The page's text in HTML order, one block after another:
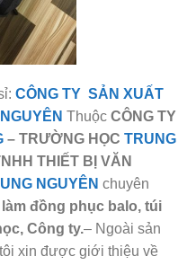
CÔNG TY SẢN XUẤT
Thuộc CÔNG TY
– TRƯỜNG HỌC TRUNG
THIẾT BỊ VĂN
NGUYÊN chuyên
đồng phục balo, túi
Công ty.– Ngoài sản
xin được giới thiệu về